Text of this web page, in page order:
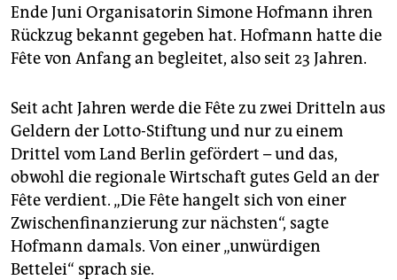
Ende Juni Organisatorin Simone Hofmann ihren
Rückzug bekannt gegeben hat. Hofmann hatte die
Fête von Anfang an begleitet, also seit 23 Jahren.
Seit acht Jahren werde die Fête zu zwei Dritteln aus
Geldern der Lotto-Stiftung und nur zu einem
Drittel vom Land Berlin gefördert – und das,
obwohl die regionale Wirtschaft gutes Geld an der
Fête verdient. „Die Fête hangelt sich von einer
Zwischenfinanzierung zur nächsten“, sagte
Hofmann damals. Von einer „unwürdigen
Bettelei“ sprach sie.